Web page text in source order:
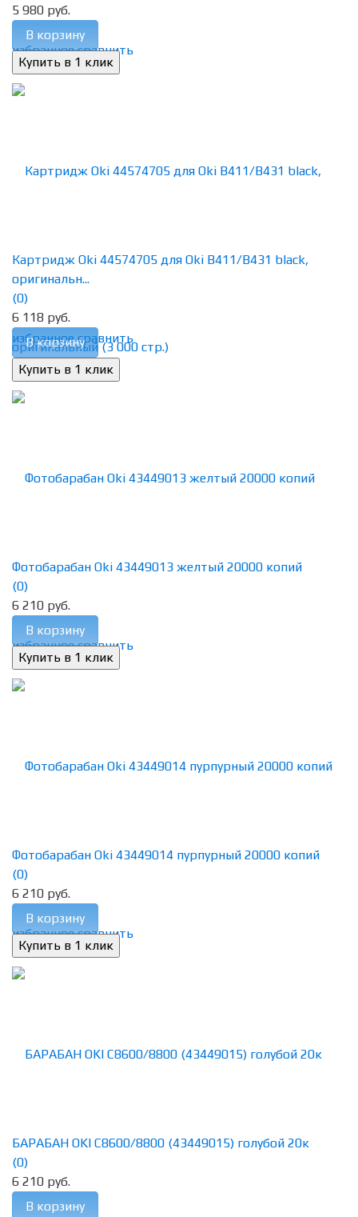
избранное сравнить
5 980 руб.
В корзину
избранное сравнить
Картридж Oki 44574705 для Oki B411/B431 black,
оригинальн...
(0)
6 118 руб.
В корзину
избранное сравнить
Фотобарабан Oki 43449013 желтый 20000 копий
(0)
6 210 руб.
В корзину
избранное сравнить
Фотобарабан Oki 43449014 пурпурный 20000 копий
(0)
6 210 руб.
В корзину
БАРАБАН OKI C8600/8800 (43449015) голубой 20к
(0)
6 210 руб.
В корзину